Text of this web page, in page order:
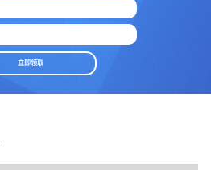
立即领取